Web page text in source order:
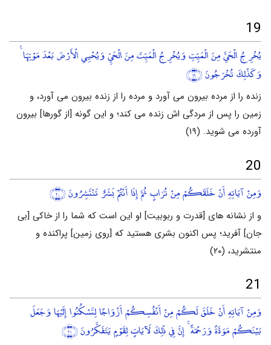
19
يُخْرِجُ الْحَيَّ مِنَ الْمَيِّتِ وَيُخْرِجُ الْمَيِّتَ مِنَ الْحَيِّ وَيُحْيِي الْأَرْضَ بَعْدَ مَوْتِهَا ۚ
وَكَذَٰلِكَ تُخْرَجُونَ﴿١٩﴾
زنده را از مرده بیرون می آورد و مرده را از زنده بیرون می آورد، و
زمین را پس از مردگی اش زنده می کند؛ و این گونه [از گورها] بیرون
آورده می شوید. (۱۹)
20
وَمِنْ آيَاتِهِ أَنْ خَلَقَكُمْ مِنْ تُرَابٍ ثُمَّ إِذَا أَنْتُمْ بَشَرٌ تَنْتَشِرُونَ﴿٢٠﴾
و از نشانه های [قدرت و ربوبیت] او این است که شما را از خاکی [بی
جان] آفرید؛ پس اکنون بشری هستید که [روی زمین] پراکنده و
منتشرید، (۲۰)
21
وَمِنْ آيَاتِهِ أَنْ خَلَقَ لَكُمْ مِنْ أَنْفُسِكُمْ أَزْوَاجًا لِتَسْكُنُوا إِلَيْهَا وَجَعَلَ
بَيْنَكُمْ مَوَدَّةً وَرَحْمَةً ۚ إِنَّ فِي ذَٰلِكَ لَآيَاتٍ لِقَوْمٍ يَتَفَكَّرُونَ﴿٢١﴾